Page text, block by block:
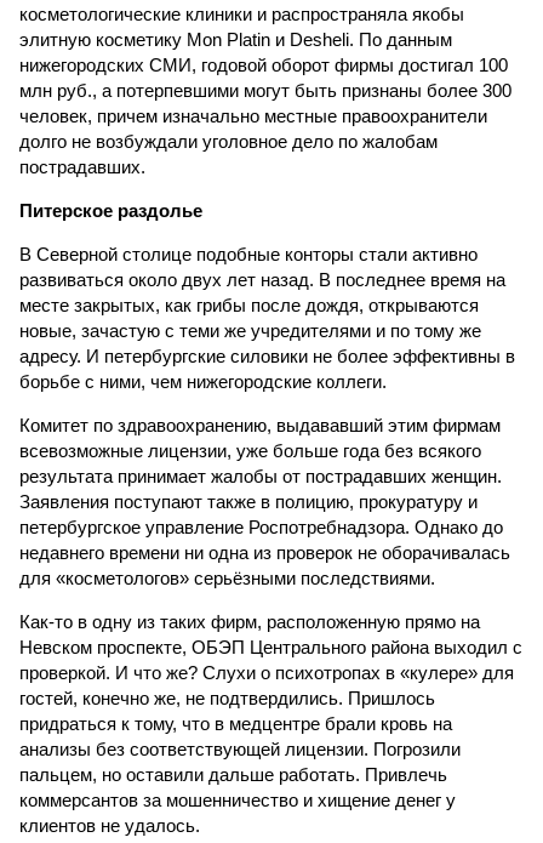
косметологические клиники и распространяла якобы
элитную косметику Mon Platin и Desheli. По данным
нижегородских СМИ, годовой оборот фирмы достигал 100
млн руб., а потерпевшими могут быть признаны более 300
человек, причем изначально местные правоохранители
долго не возбуждали уголовное дело по жалобам
пострадавших.
Питерское раздолье
В Северной столице подобные конторы стали активно
развиваться около двух лет назад. В последнее время на
месте закрытых, как грибы после дождя, открываются
новые, зачастую с теми же учредителями и по тому же
адресу. И петербургские силовики не более эффективны в
борьбе с ними, чем нижегородские коллеги.
Комитет по здравоохранению, выдававший этим фирмам
всевозможные лицензии, уже больше года без всякого
результата принимает жалобы от пострадавших женщин.
Заявления поступают также в полицию, прокуратуру и
петербургское управление Роспотребнадзора. Однако до
недавнего времени ни одна из проверок не оборачивалась
для «косметологов» серьёзными последствиями.
Как-то в одну из таких фирм, расположенную прямо на
Невском проспекте, ОБЭП Центрального района выходил с
проверкой. И что же? Слухи о психотропах в «кулере» для
гостей, конечно же, не подтвердились. Пришлось
придраться к тому, что в медцентре брали кровь на
анализы без соответствующей лицензии. Погрозили
пальцем, но оставили дальше работать. Привлечь
коммерсантов за мошенничество и хищение денег у
клиентов не удалось.